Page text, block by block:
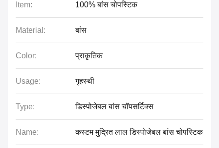
Item: 100% बांस चोपस्टिक
Material: बांस
Color: प्राकृतिक
Usage: गृहस्थी
Type: डिस्पोजेबल बांस चॉपसर्टिक्स
Name: कस्टम मुद्रित लाल डिस्पोजेबल बांस चोपस्टिक